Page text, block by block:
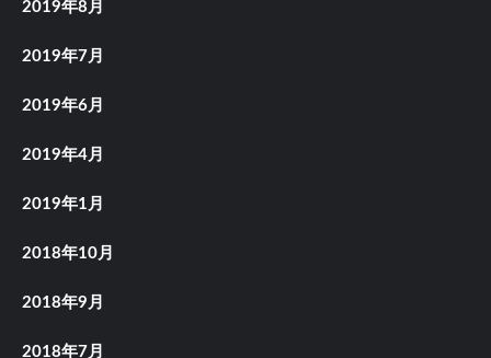
2019年8月
2019年7月
2019年6月
2019年4月
2019年1月
2018年10月
2018年9月
2018年7月